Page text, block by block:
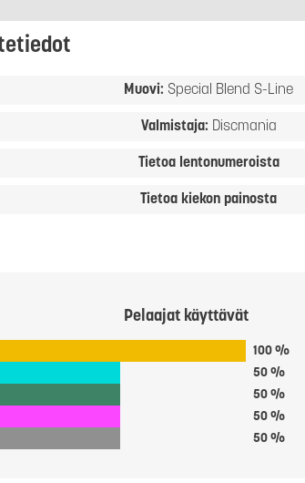
Muovi: Special Blend S-Line
Valmistaja: Discmania
Tietoa lentonumeroista
Tietoa kiekon painosta
Pelaajat käyttävät
100 %
50 %
50 %
50 %
50 %